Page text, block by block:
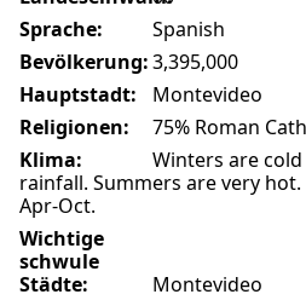
Sprache:
Spanish
Bevölkerung:3,395,000
Hauptstadt:
Montevideo
Religionen:
75% Roman
Klima:
Winters are
rainfall. Summers are very
Apr-Oct.
Wichtige
schwule
Städte:
Montevideo